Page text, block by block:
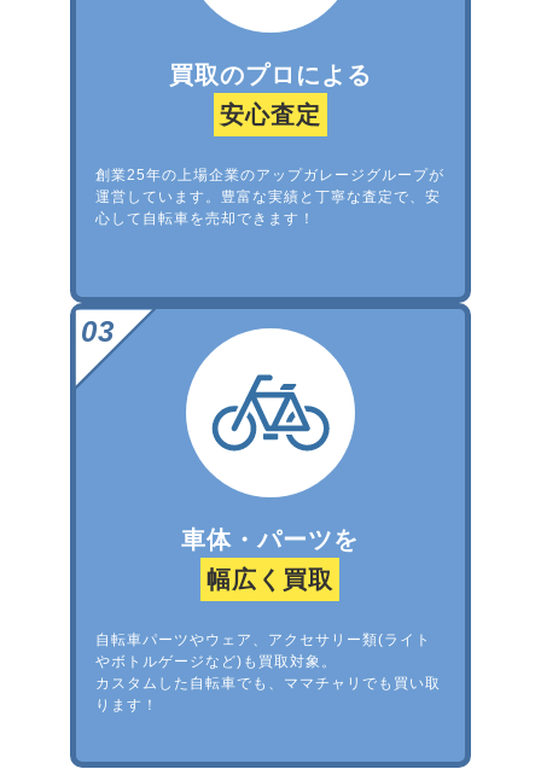
買取のプロによる
安心査定
創業25年の上場企業のアップガレージグループが
運営しています。豊富な実績と丁寧な査定で、安
心して自転車を売却できます！
車体・パーツを
幅広く買取
自転車パーツやウェア、アクセサリー類(ライト
やボトルゲージなど)も買取対象。
カスタムした自転車でも、ママチャリでも買い取
ります！